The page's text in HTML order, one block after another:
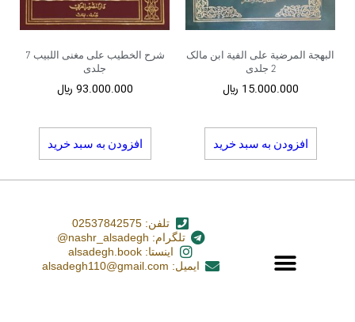
البهجة المرضیة علی الفیة ابن مالک
2 جلدی
15.000.000 ﷼
افزودن به سبد خرید
شرح الخطیب علی مغنی اللبیب 7
جلدی
93.000.000 ﷼
افزودن به سبد خرید
تلفن: 02537842575
تلگرام: nashr_alsadegh@
اینستا: alsadegh.book
ایمیل: alsadegh110@gmail.com